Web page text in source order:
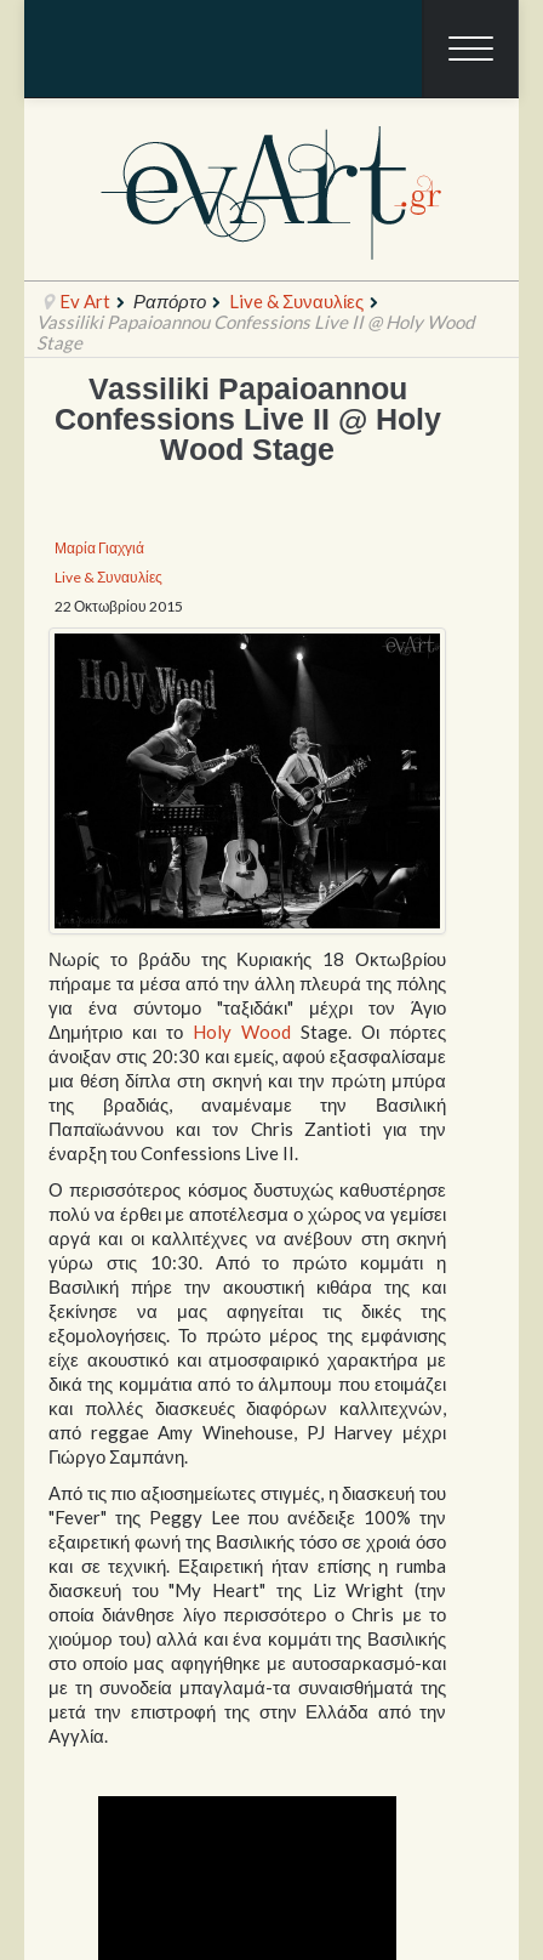
Ραπόρτο
Live & Συναυλίες
Παρουσιάσεις
Δίσκοι
Σειρές
Ταινίες
Βιβλία
Video News
Καλλιτέχνες
Μουσικοί
Διάφοροι
Εκτός Συνόρων
Νέα
Στήλες
Polls
Small Talk
Blog
Ev Art Ραπόρτο
Live & Συναυλίες
Vassiliki Papaioannou Confessions Live II @ Holy Wood
Stage
Vassiliki Papaioannou
Confessions Live II @ Holy
Wood Stage
Μαρία Γιαχγιά
Live & Συναυλίες
22 Οκτωβρίου 2015
Νωρίς το βράδυ της Κυριακής 18 Οκτωβρίου
πήραμε τα μέσα από την άλλη πλευρά της πόλης
για ένα σύντομο "ταξιδάκι" μέχρι τον Άγιο
Δημήτριο και το Holy Wood Stage. Οι πόρτες
άνοιξαν στις 20:30 και εμείς, αφού εξασφαλίσαμε
μια θέση δίπλα στη σκηνή και την πρώτη μπύρα
της βραδιάς, αναμέναμε την Βασιλική
Παπαϊωάννου και τον Chris Zantioti για την
έναρξη του Confessions Live II.
Ο περισσότερος κόσμος δυστυχώς καθυστέρησε
πολύ να έρθει με αποτέλεσμα ο χώρος να γεμίσει
αργά και οι καλλιτέχνες να ανέβουν στη σκηνή
γύρω στις 10:30. Από το πρώτο κομμάτι η
Βασιλική πήρε την ακουστική κιθάρα της και
ξεκίνησε να μας αφηγείται τις δικές της
εξομολογήσεις. Το πρώτο μέρος της εμφάνισης
είχε ακουστικό και ατμοσφαιρικό χαρακτήρα με
δικά της κομμάτια από το άλμπουμ που ετοιμάζει
και πολλές διασκευές διαφόρων καλλιτεχνών,
από reggae Amy Winehouse, PJ Harvey μέχρι
Γιώργο Σαμπάνη.
Από τις πιο αξιοσημείωτες στιγμές, η διασκευή του
"Fever" της Peggy Lee που ανέδειξε 100% την
εξαιρετική φωνή της Βασιλικής τόσο σε χροιά όσο
και σε τεχνική. Εξαιρετική ήταν επίσης η rumba
διασκευή του "My Heart" της Liz Wright (την
οποία διάνθησε λίγο περισσότερο ο Chris με το
χιούμορ του) αλλά και ένα κομμάτι της Βασιλικής
στο οποίο μας αφηγήθηκε με αυτοσαρκασμό-και
με τη συνοδεία μπαγλαμά-τα συναισθήματά της
μετά την επιστροφή της στην Ελλάδα από την
Αγγλία.